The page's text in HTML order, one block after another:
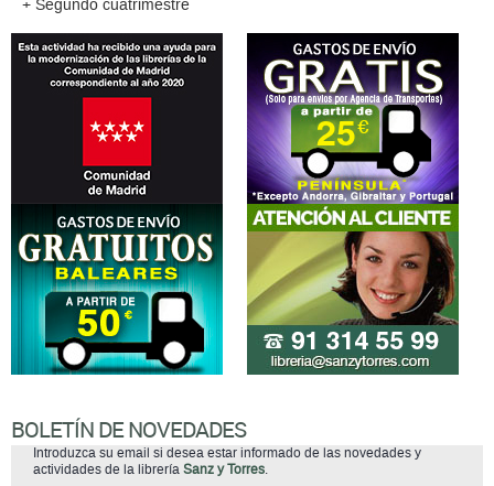
+ Segundo cuatrimestre
BOLETÍN DE NOVEDADES
Introduzca su email si desea estar informado de las novedades y
actividades de la librería Sanz y Torres.